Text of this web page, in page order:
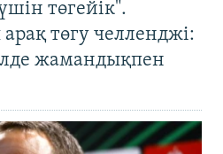
төгейік".
төгу челленджі:
жамандықпен